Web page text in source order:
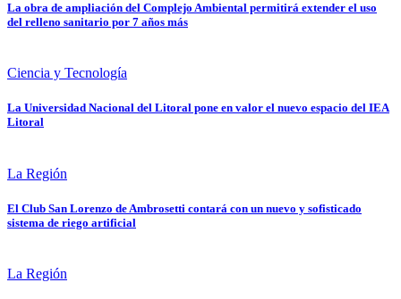
La obra de ampliación del Complejo Ambiental permitirá extender el uso
del relleno sanitario por 7 años más
Ciencia y Tecnología
La Universidad Nacional del Litoral pone en valor el nuevo espacio del IEA
Litoral
La Región
El Club San Lorenzo de Ambrosetti contará con un nuevo y sofisticado
sistema de riego artificial
La Región